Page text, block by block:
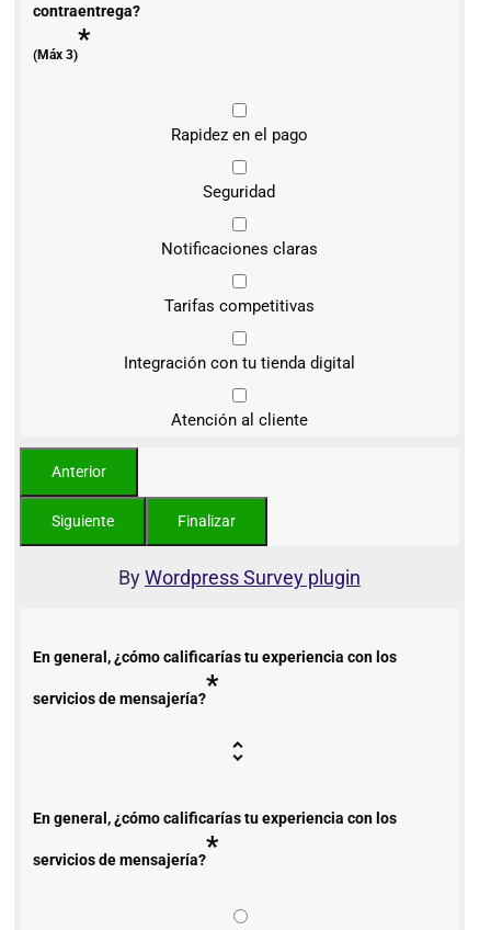
contraentrega?
(Máx 3)*
Rapidez en el pago
Seguridad
Notificaciones claras
Tarifas competitivas
Integración con tu tienda digital
Atención al cliente
ByWordpress Survey plugin
En general, ¿cómo calificarías tu experiencia con los
servicios de mensajería?*
En general, ¿cómo calificarías tu experiencia con los
servicios de mensajería?*